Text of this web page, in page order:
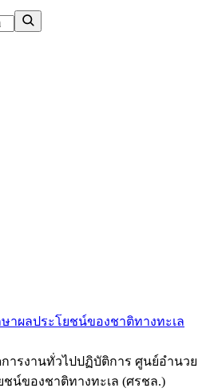
าผลประโยชน์ของชาติทางทะเล
ารงานทั่วไปปฏิบัติการ ศูนย์อำนวย
ชน์ของชาติทางทะเล (ศรชล.)